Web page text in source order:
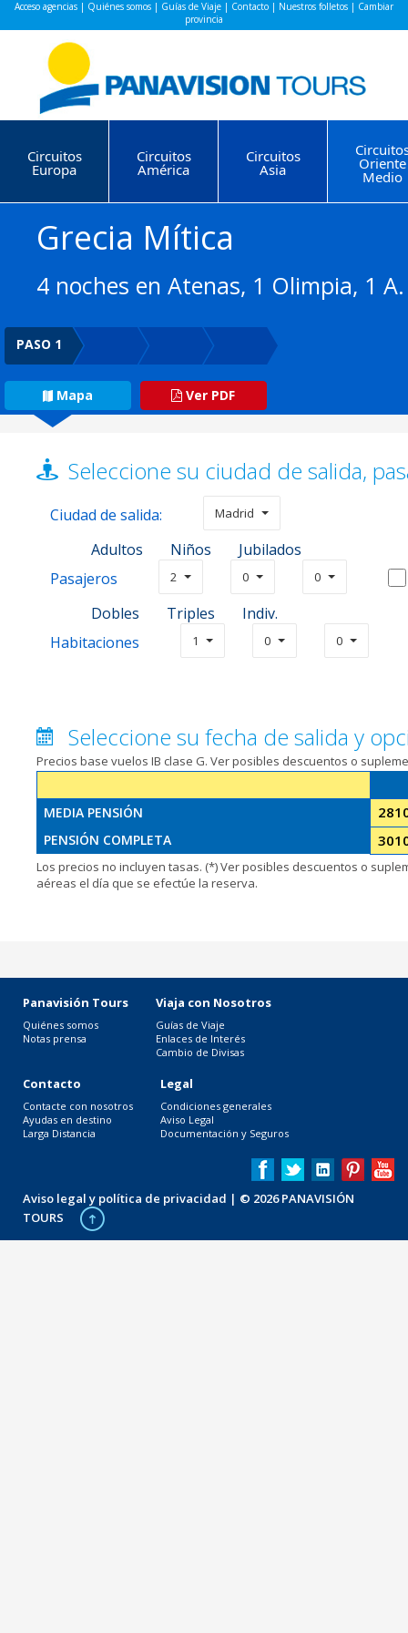
Acceso agencias | Quiénes somos | Guías de Viaje | Contacto | Nuestros folletos | Cambiar
provincia
Circuitos
Europa
Circuitos
América
Circuitos
Asia Oriente
Medio
Grecia Mítica
4 noches en Atenas, 1 Olimpia, 1
PASO 1
Mapa Ver PDF
Seleccione su ciudad de salida,
Ciudad de salida: Madrid
Adultos Niños
Jubilados
Pasajeros
2 0 0
Dobles Triples
Indiv.
Habitaciones
1 0 0
Seleccione su fecha de salida y
Precios base vuelos IB clase G. Ver posibles descuentos o
MEDIA PENSIÓN
PENSIÓN COMPLETA
Los precios no incluyen tasas. (*) Ver posibles descuentos o
aéreas el día que se efectúe la reserva.
Panavisión Tours
Quiénes somos
Notas prensa
Viaja con Nosotros
Guías de Viaje
Enlaces de Interés
Cambio de Divisas
Contacto
Contacte con nosotros
Ayudas en destino
Larga Distancia
Legal
Condiciones generales
Aviso Legal
Documentación y Seguros
Aviso legal y política de privacidad | © 2026 PANAVISIÓN
TOURS